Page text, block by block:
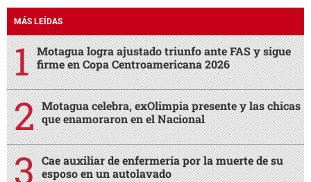
MÁS LEÍDAS
Motagua logra ajustado triunfo ante FAS y sigue
firme en Copa Centroamericana 2026
Motagua celebra, exOlimpia presente y las chicas
que enamoraron en el Nacional
Cae auxiliar de enfermería por la muerte de su
esposo en un autolavado